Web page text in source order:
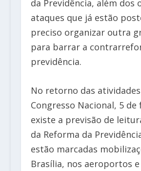
da Previdência, além dos
ataques que já estão
preciso organizar outra
para barrar a
previdência.
No retorno das
Congresso Nacional, 5 de
existe a previsão de
da Reforma da
estão marcadas
Brasília, nos aeroportos